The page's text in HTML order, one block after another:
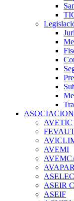
AVETIC
AVEMI
ASELEC
ASEIR
ASEIF